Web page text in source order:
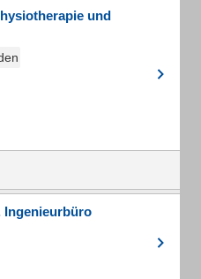
und
Ingenieurbüro